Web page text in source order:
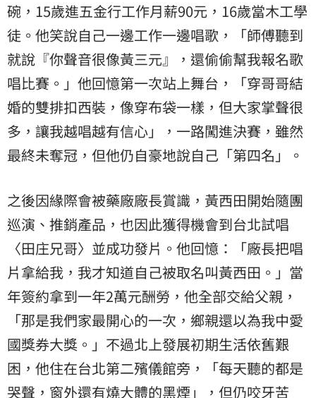
碗，15歲進五金行工作月薪90元，16歲當木工學
徒。他笑說自己一邊工作一邊唱歌，「師傅聽到
就說『你聲音很像黃三元』，還偷偷幫我報名歌
唱比賽。」他回憶第一次站上舞台，「穿哥哥結
婚的雙排扣西裝，像穿布袋一樣，但大家掌聲很
多，讓我越唱越有信心」，一路闖進決賽，雖然
最終未奪冠，但他仍自豪地說自己「第四名」。
之後因緣際會被藥廠廠長賞識，黃西田開始隨團
巡演、推銷產品，也因此獲得機會到台北試唱
〈田庄兄哥〉並成功發片。他回憶：「廠長把唱
片拿給我，我才知道自己被取名叫黃西田。」當
年簽約拿到一年2萬元酬勞，他全部交給父親，
「那是我們家最開心的一次，鄉親還以為我中愛
國獎券大獎。」不過北上發展初期生活依舊艱
困，他住在台北第二殯儀館旁，「每天聽的都是
哭聲，窗外還有燒大體的黑煙」，但仍咬牙苦